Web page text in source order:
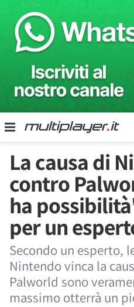
La causa di
contro
ha
per un
Secondo un esperto,
Nintendo vinca la
Palworld sono
massimo otterrà un